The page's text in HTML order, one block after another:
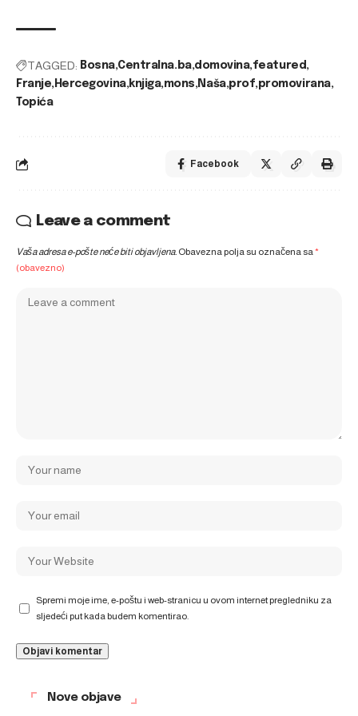
TAGGED: Bosna Centralna.ba domovina featured
Franje Hercegovina knjiga mons Naša prof promovirana
Topića
Facebook
Leave a comment
Vaša adresa e-pošte neće biti objavljena. Obavezna polja su označena sa*
(obavezno)
Spremi moje ime, e-poštu i web-stranicu u ovom internet pregledniku za
sljedeći put kada budem komentirao.
Nove objave